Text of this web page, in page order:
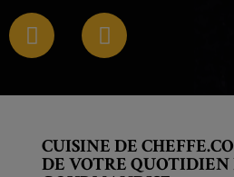
CUISINE DE
DE VOTRE QUOTIDIEN